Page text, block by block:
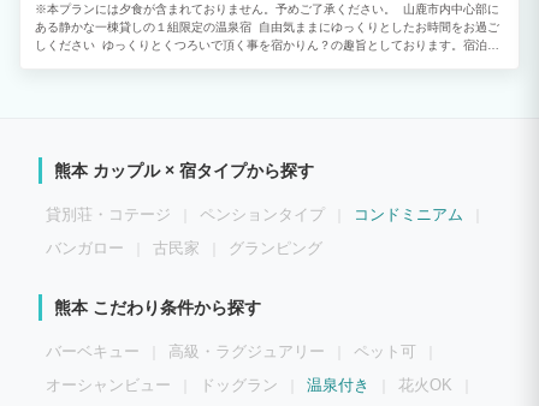
※本プランには夕食が含まれておりません。予めご了承ください。 山鹿市内中心部に
ある静かな一棟貸しの１組限定の温泉宿 自由気ままにゆっくりとしたお時間をお過ご
しください ゆっくりとくつろいで頂く事を宿かりん？の趣旨としております。宿泊
近隣の飲食店はリーズナブルで美味しいお店が多数ございます。管理人おすすめの飲
い。 飲食店については、満席の可能性がありますのでお早目の御予約をお勧めしま
す。 ■ マンガ館（別館） ■ 宿の裏手に常時３万冊の漫画が読み放題の『マンガ
館』を常設しております。是非ご利用ください。※マンガ館は、ここ半年の新作が補充
熊本 カップル × 宿タイプから探す
貸別荘・コテージ ペンションタイプ
コンドミニアム
バンガロー
古民家 グランピング
熊本 こだわり条件から探す
バーベキュー 高級・ラグジュアリー
ペット可
オーシャンビュー
ドッグラン 温泉付き
花火OK